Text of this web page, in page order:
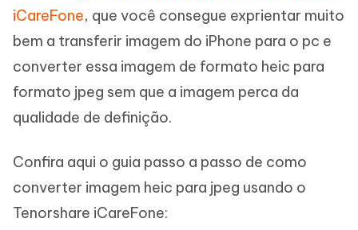
iCareFone, que você consegue exprientar muito
bem a transferir imagem do iPhone para o pc e
converter essa imagem de formato heic para
formato jpeg sem que a imagem perca da
qualidade de definição.
Confira aqui o guia passo a passo de como
converter imagem heic para jpeg usando o
Tenorshare iCareFone: